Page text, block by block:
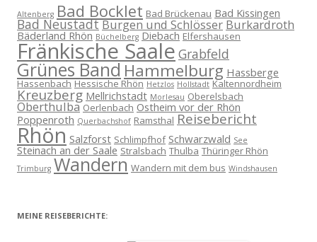
Altenberg Bad Bocklet Bad Brückenau Bad Kissingen
Bad NeustadtBurgen und Schlösser Burkardroth
Bäderland Rhön Büchelberg Diebach Elfershausen
Fränkische Saale Grabfeld
Grünes BandHammelburg Hassberge
Hassenbach Hessische Rhön Hetzlos Hollstadt Kaltennordheim
Kreuzberg Mellrichstadt Morlesau Oberelsbach
Oberthulba Oerlenbach Ostheim vor der Rhön
Poppenroth Querbachshof Ramsthal Reisebericht
Rhön Salzforst Schlimpfhof Schwarzwald See
Steinach an der Saale Stralsbach Thulba Thüringer Rhön
Trimburg Wandern Wandern mit dem bus Windshausen
MEINE REISEBERICHTE: